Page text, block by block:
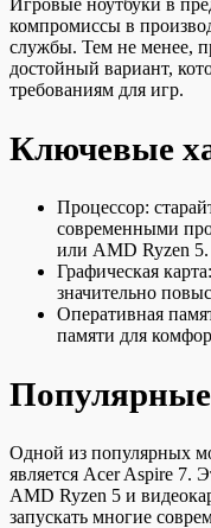
Игровые ноутбуки в
компромиссы в
службы. Тем не менее,
достойный вариант,
требованиям для игр.
Ключевые
Процессор:
современными
или AMD Ryzen 5.
Графическая
значительно
Оперативная
памяти для
Одной из популярных
является Acer Aspire 7.
AMD Ryzen 5 и
запускать многие